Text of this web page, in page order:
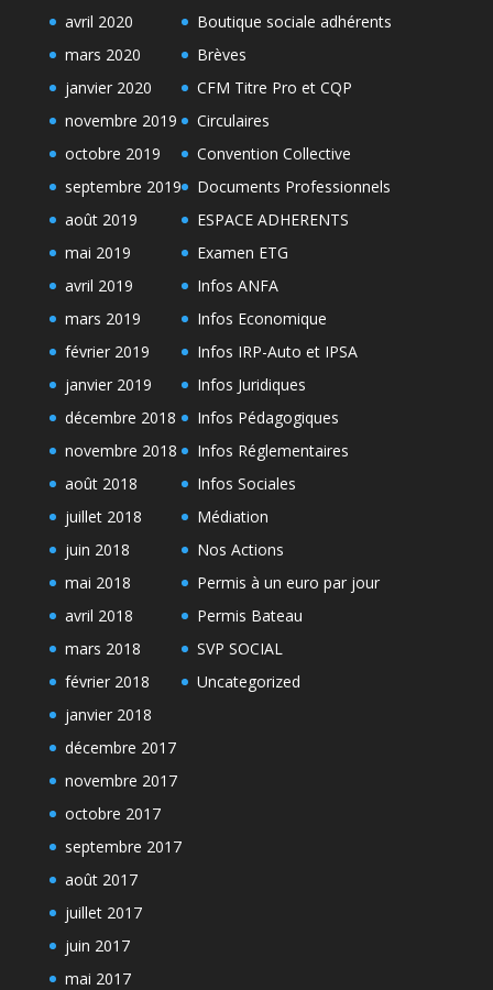
avril 2020
mars 2020
janvier 2020
novembre 2019
octobre 2019
septembre 2019
août 2019
mai 2019
avril 2019
mars 2019
février 2019
janvier 2019
décembre 2018
novembre 2018
août 2018
juillet 2018
juin 2018
mai 2018
avril 2018
mars 2018
février 2018
janvier 2018
décembre 2017
novembre 2017
octobre 2017
septembre 2017
août 2017
juillet 2017
juin 2017
mai 2017
Boutique sociale adhérents
Brèves
CFM Titre Pro et CQP
Circulaires
Convention Collective
Documents Professionnels
ESPACE ADHERENTS
Examen ETG
Infos ANFA
Infos Economique
Infos IRP-Auto et IPSA
Infos Juridiques
Infos Pédagogiques
Infos Réglementaires
Infos Sociales
Médiation
Nos Actions
Permis à un euro par jour
Permis Bateau
SVP SOCIAL
Uncategorized